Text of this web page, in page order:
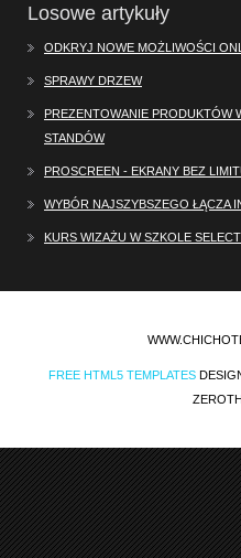
Losowe artykuły
ODKRYJ NOWE MOŻLIWOŚCI
SPRAWY DRZEW
PREZENTOWANIE PRODUKTÓW
STANDÓW
PROSCREEN - EKRANY BEZ
WYBÓR NAJSZYBSZEGO ŁĄCZA
KURS WIZAŻU W SZKOLE
FREE HTML5 TEMPLATES